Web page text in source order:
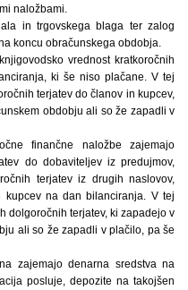
naložbami.
in trgovskega blaga ter zalog
koncu obračunskega obdobja.
vrednost kratkoročnih
ki še niso plačane. V tej
terjatev do članov in kupcev,
obdobju ali so že zapadli v
finančne naložbe zajemajo
do dobaviteljev iz predujmov,
terjatev iz drugih naslovov,
kupcev na dan bilanciranja. V tej
dolgoročnih terjatev, ki zapadejo v
ali so že zapadli v plačilo, pa še
zajemajo denarna sredstva na
posluje, depozite na takojšen